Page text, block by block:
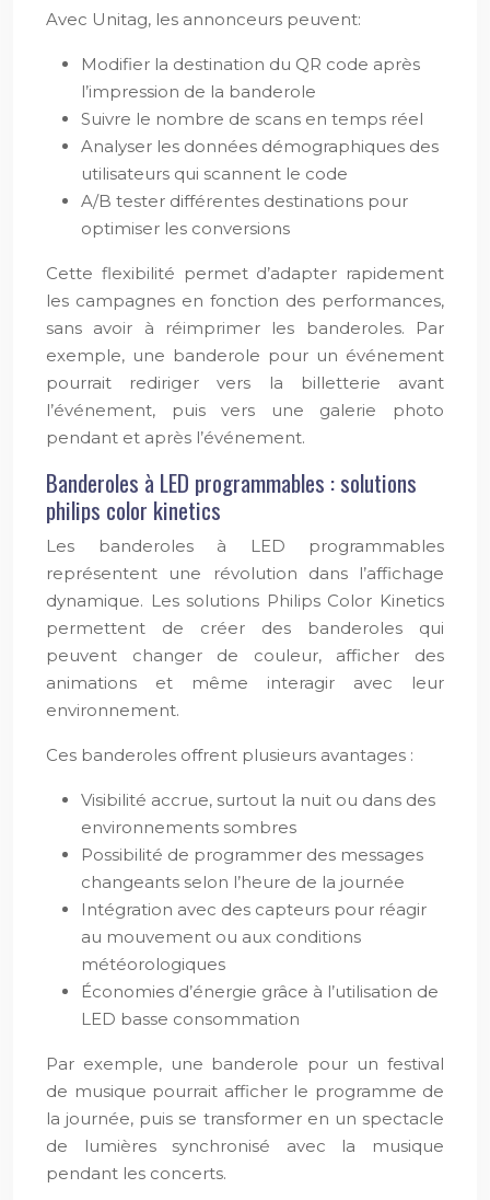
Avec Unitag, les annonceurs peuvent:
Modifier la destination du QR code après
l’impression de la banderole
Suivre le nombre de scans en temps réel
Analyser les données démographiques des
utilisateurs qui scannent le code
A/B tester différentes destinations pour
optimiser les conversions
Cette flexibilité permet d’adapter rapidement
les campagnes en fonction des performances,
sans avoir à réimprimer les banderoles. Par
exemple, une banderole pour un événement
pourrait rediriger vers la billetterie avant
l’événement, puis vers une galerie photo
pendant et après l’événement.
Banderoles à LED programmables : solutions
philips color kinetics
Les banderoles à LED programmables
représentent une révolution dans l’affichage
dynamique. Les solutions Philips Color Kinetics
permettent de créer des banderoles qui
peuvent changer de couleur, afficher des
animations et même interagir avec leur
environnement.
Ces banderoles offrent plusieurs avantages :
Visibilité accrue, surtout la nuit ou dans des
environnements sombres
Possibilité de programmer des messages
changeants selon l’heure de la journée
Intégration avec des capteurs pour réagir
au mouvement ou aux conditions
météorologiques
Économies d’énergie grâce à l’utilisation de
LED basse consommation
Par exemple, une banderole pour un festival
de musique pourrait afficher le programme de
la journée, puis se transformer en un spectacle
de lumières synchronisé avec la musique
pendant les concerts.